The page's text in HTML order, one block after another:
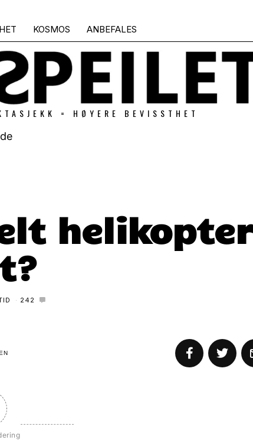
KOSMOS ANBEFALES
= HØYERE BEVISSTHET
helikopter
242